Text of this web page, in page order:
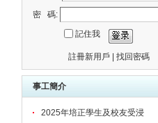
密 碼:
記住我
註冊新用戶 找回密碼
事工簡介
2025年培正學生及校友受浸